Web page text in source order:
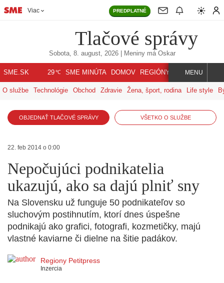
Viac PREDPLATNÉ
Tlačové správy
Sobota, 8. august, 2026| Meniny má Oskar
SME.SK 29℃ SME MINÚTA DOMOV REGIÓNY INDEX SVET
MENU
O službe Technológie Obchod Zdravie Žena, šport, rodina Life style
OBJEDNAŤ TLAČOVÉ SPRÁVY VŠETKO O SLUŽBE
22. feb 2014 o 0:00
Nepočujúci podnikatelia
ukazujú, ako sa dajú plniť sny
Na Slovensku už funguje 50 podnikateľov so
sluchovým postihnutím, ktorí dnes úspešne
podnikajú ako grafici, fotografi, kozmetičky, majú
vlastné kaviarne či dielne na šitie padákov.
Regiony Petitpress
Inzercia